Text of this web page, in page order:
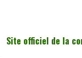
Site officiel de la